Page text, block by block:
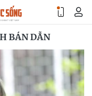
BÁN DẪN